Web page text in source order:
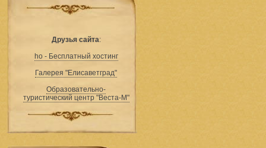
Друзья сайта:
ho - Бесплатный хостинг
Галерея "Елисаветград"
Образовательно-
туристический центр "Веста-М"